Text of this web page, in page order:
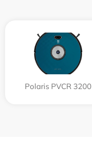
Polaris PVCR 3200